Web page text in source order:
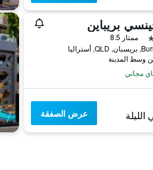
بريباين
ممتاز 8.5
مجاني
عرض الصفقة